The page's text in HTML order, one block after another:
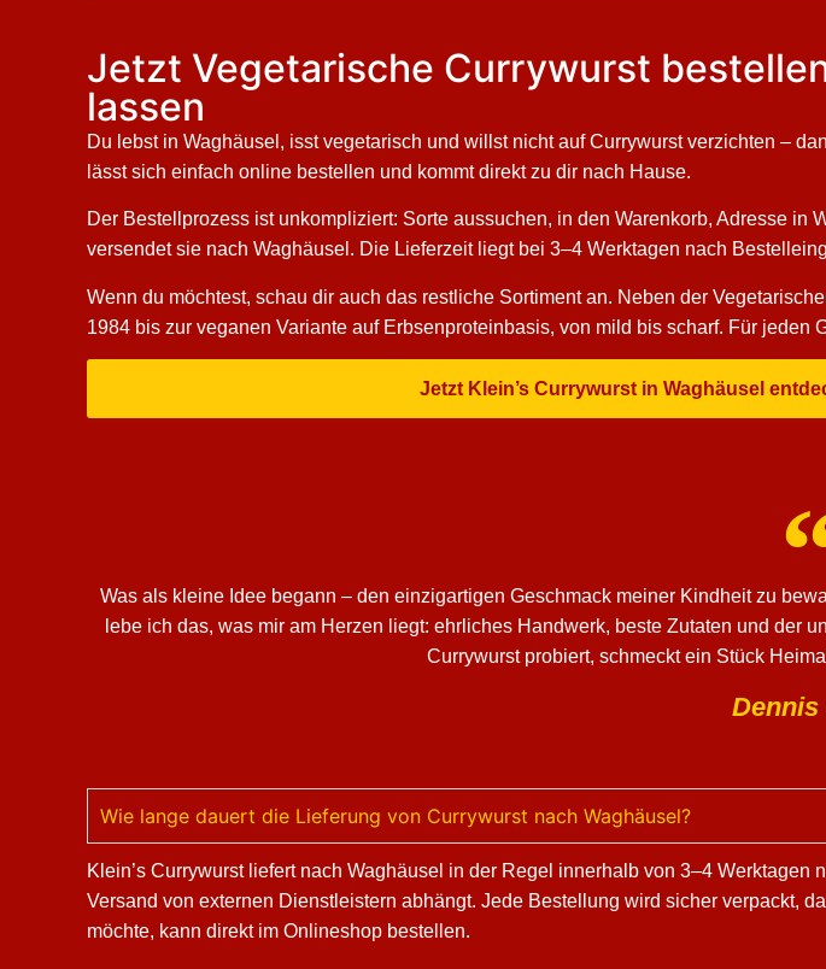
Jetzt Vegetarische Currywurst
lassen
Du lebst in Waghäusel, isst vegetarisch und willst nicht auf Currywurst verzichten –
lässt sich einfach online bestellen und kommt direkt zu dir nach Hause.
Der Bestellprozess ist unkompliziert: Sorte aussuchen, in den Warenkorb, Adresse
versendet sie nach Waghäusel. Die Lieferzeit liegt bei 3–4 Werktagen nach
Wenn du möchtest, schau dir auch das restliche Sortiment an. Neben der
1984 bis zur veganen Variante auf Erbsenproteinbasis, von mild bis scharf. Für
Jetzt Klein’s Currywurst in Waghäusel
Was als kleine Idee begann – den einzigartigen Geschmack meiner Kindheit zu
lebe ich das, was mir am Herzen liegt: ehrliches Handwerk, beste Zutaten und der
Currywurst probiert, schmeckt ein Stück
Dennis
Wie lange dauert die Lieferung von Currywurst nach Waghäusel?
Klein’s Currywurst liefert nach Waghäusel in der Regel innerhalb von 3–4
Versand von externen Dienstleistern abhängt. Jede Bestellung wird sicher verpackt,
möchte, kann direkt im Onlineshop bestellen.